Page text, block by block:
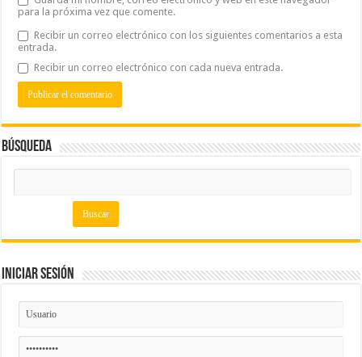
para la próxima vez que comente.
Recibir un correo electrónico con los siguientes comentarios a esta
entrada.
Recibir un correo electrónico con cada nueva entrada.
Búsqueda
Iniciar Sesión